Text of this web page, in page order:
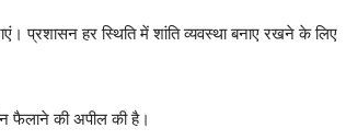
प्रशासन हर स्थिति में शांति व्यवस्था बनाए रखने के लिए
फैलाने की अपील की है।